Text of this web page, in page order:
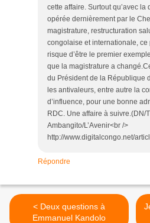
cette affaire. Surtout qu’avec la
opérée dernièrement par le
magistrature, res­tructuration
congolaise et internationale,
risque d’être le premier
que la magistrature a
du Président de la République
les antivaleurs, entre autre la
d’influence, pour une bonne
RDC. Une affaire à suivre.(DN/
Ambangito/L’Avenir<br />
http://www.digitalcongo.net/
Répondre
< Deux questions à
Emmanuel Kandolo